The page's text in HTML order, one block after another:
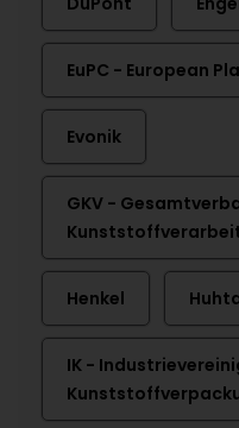
EuPC - European
Evonik
GKV -
Henkel
IK -